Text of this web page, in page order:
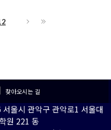
찾아오시는 길
울시 관악구 관악로1 서울대
원 221 동